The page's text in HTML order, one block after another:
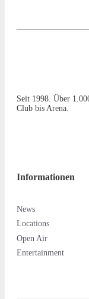
Seit 1998. Über
Club bis Arena.
Informationen
News
Locations
Open Air
Entertainment